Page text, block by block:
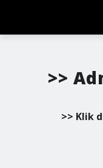
>>
>> Klik